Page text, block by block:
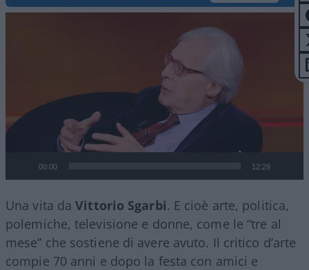
00:00 12:29
Una vita daVittorio Sgarbi. E cioè arte, politica,
polemiche, televisione e donne, come le “tre al
mese” che sostiene di avere avuto. Il critico d’arte
compie 70 anni e dopo la festa con amici e